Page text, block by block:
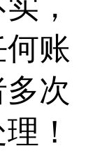
账
次
！